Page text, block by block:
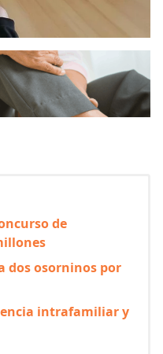
de
dos osorninos por
intrafamiliar y